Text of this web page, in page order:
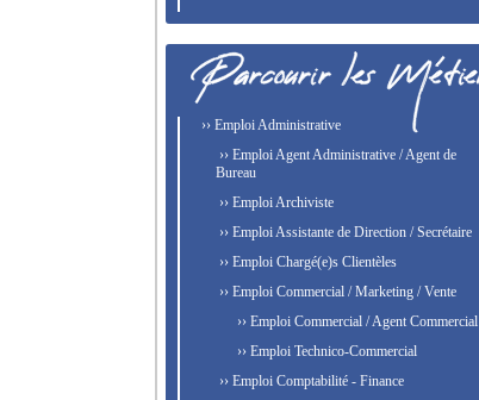
›› Emploi Administrative
›› Emploi Agent Administrative / Agent de
Bureau
›› Emploi Archiviste
›› Emploi Assistante de Direction / Secrétaire
›› Emploi Chargé(e)s Clientèles
›› Emploi Commercial / Marketing / Vente
›› Emploi Commercial / Agent Commercial
›› Emploi Technico-Commercial
›› Emploi Comptabilité - Finance